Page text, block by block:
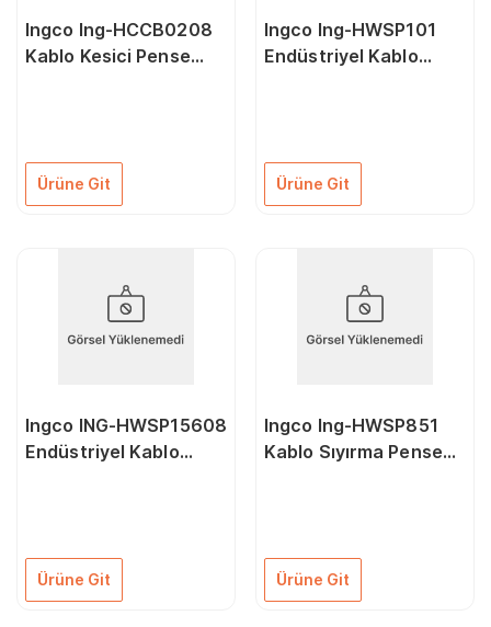
Ingco Ing-HCCB0208
Kablo Kesici Pense
Ürüne Git
Ingco Ing-HWSP101
Endüstriyel Kablo
Ürüne Git
Ingco ING-HWSP15608
Endüstriyel Kablo
Ürüne Git
Ingco Ing-HWSP851
Kablo Sıyırma Pensesi
Ürüne Git